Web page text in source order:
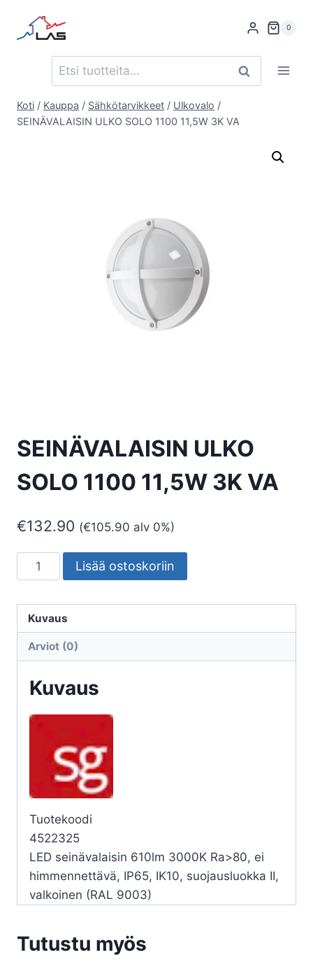
sisältöön
0
Etsi: Haku
Koti / Kauppa / Sähkötarvikkeet / Ulkovalo /
SEINÄVALAISIN ULKO SOLO 1100 11,5W 3K VA
SEINÄVALAISIN ULKO
SOLO 1100 11,5W 3K VA
€132.90 (€105.90 alv 0%)
SEINÄVALAISIN
ULKO
1100
11,5W
määrä
Lisää ostoskoriin
Kuvaus
Arviot (0)
Kuvaus
Tuotekoodi
4522325
LED seinävalaisin 610lm 3000K Ra>80, ei
himmennettävä, IP65, IK10, suojausluokka II,
valkoinen (RAL 9003)
Tutustu myös